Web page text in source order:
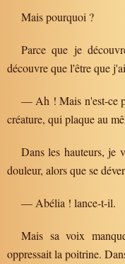
Mais pourquoi ?
Parce que je
découvre que l'être que
— Ah ! Mais n'est-ce
créature, qui plaque au
Dans les hauteurs, je
douleur, alors que se
— Abélia ! lance-t-il.
Mais sa voix
oppressait la poitrine.